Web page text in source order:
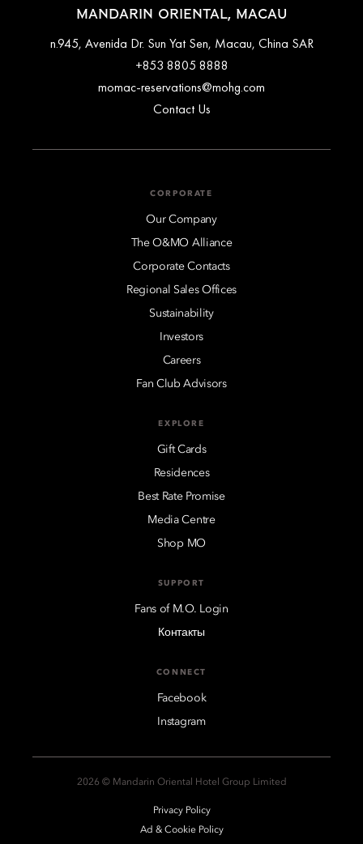
MANDARIN ORIENTAL, MACAU
n.945, Avenida Dr. Sun Yat Sen, Macau, China SAR
+853 8805 8888
momac-reservations@mohg.com
Contact Us
CORPORATE
Our Company
The O&MO Alliance
Corporate Contacts
Regional Sales Offices
Sustainability
Investors
Careers
Fan Club Advisors
EXPLORE
Gift Cards
Residences
Best Rate Promise
Media Centre
Shop MO
SUPPORT
Fans of M.O. Login
Контакты
CONNECT
Facebook
Instagram
2026 © Mandarin Oriental Hotel Group Limited
Privacy Policy
Ad & Cookie Policy